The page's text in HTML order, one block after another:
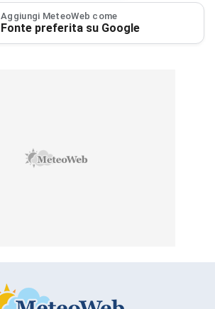
Aggiungi MeteoWeb come
Fonte preferita su Google